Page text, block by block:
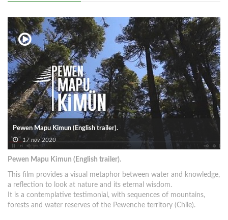
Pewen Mapu Kimun (English trailer).
17 nov 2020
Pewen Mapu Kimun (English trailer).
This film provides a visual metaphor between water and knowledge,
a reflection to look at nature and its eternal wisdom.
It is a contemplative testimonial, with sequences of mountains,
forests and water reserves of the Pewenche territory (Chile).